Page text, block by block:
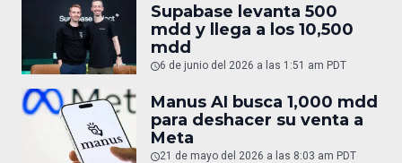
Supabase levanta 500
mdd y llega a los 10,500
mdd
6 de junio del 2026 a las 1:51 am PDT
Manus AI busca 1,000 mdd
para deshacer su venta a
Meta
21 de mayo del 2026 a las 8:03 am PDT